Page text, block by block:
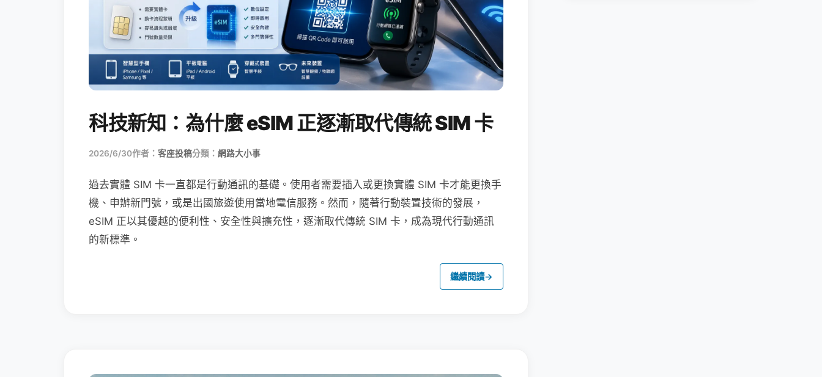
科技新知：為什麼 eSIM 正逐漸取代傳統 SIM 卡
2026/6/30作者： 客座投稿分類： 網路大小事
過去實體 SIM 卡一直都是行動通訊的基礎。使用者需要插入或更換實體 SIM 卡才能更換手
機、申辦新門號，或是出國旅遊使用當地電信服務。然而，隨著行動裝置技術的發展，
eSIM 正以其優越的便利性、安全性與擴充性，逐漸取代傳統 SIM 卡，成為現代行動通訊
的新標準。
繼續閱讀→